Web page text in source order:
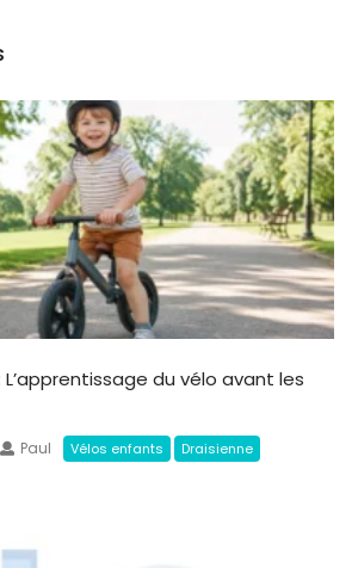
du vélo avant les
Paul Vélos enfants Draisienne